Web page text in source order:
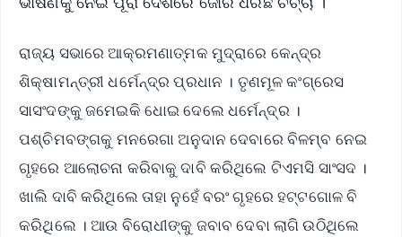
ରାଜ୍ୟ ସଭାରେ ଆକ୍ରମଣାତ୍ମକ ମୁଦ୍ରାରେ କେନ୍ଦ୍ର
ଶିକ୍ଷାମନ୍ତ୍ରୀ ଧର୍ମେନ୍ଦ୍ର ପ୍ରଧାନ । ତୃଣମୂଳ କଂଗ୍ରେସ
ସାସଂଦଙ୍କୁ ଜମେଇକି ଧୋଇ ଦେଲେ ଧର୍ମେନ୍ଦ୍ର ।
ପଶ୍ଚିମବଙ୍ଗକୁ ମନରେଗା ଅନୁଦାନ ଦେବାରେ ବିଳମ୍ବ ନେଇ
ଗୃହରେ ଆଲୋଚନା କରିବାକୁ ଦାବି କରିଥିଲେ ଟିଏମସି ସାଂସଦ ।
ଖାଲି ଦାବି କରିଥିଲେ ତାହା ନୁହେଁ ବରଂ ଗୃହରେ ହଟ୍ଟଗୋଳ ବି
କରିଥିଲେ । ଆଉ ବିରୋଧୀଙ୍କୁ ଜବାବ ଦେବା ଲାଗି ଉଠିଥିଲେ